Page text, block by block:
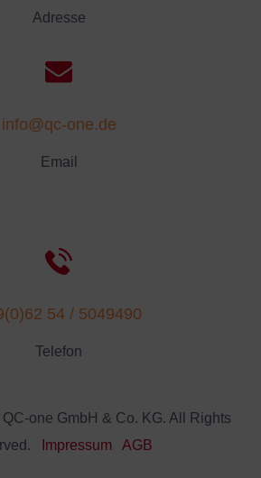
Adresse
info@qc-one.de
Email
54 / 5049490
Telefon
one GmbH & Co. KG. All Rights
Impressum AGB